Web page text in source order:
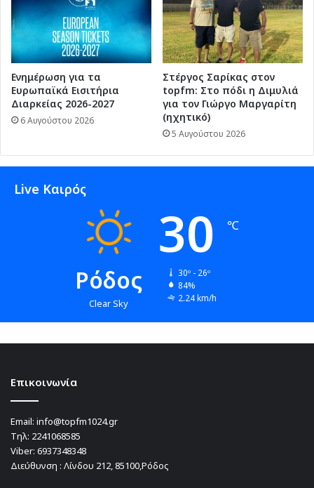
Ενημέρωση για τα
Ευρωπαϊκά Εισιτήρια
Διαρκείας 2026-2027
6 Αυγούστου 2026
Στέργος Σαρίκας στον
topfm: Στο πόδι η Διμυλιά
για τον Γιώργο Μαργαρίτη
(ηχητικό)
5 Αυγούστου 2026
Live Καιρός
Ρόδος
Clear Sky
30 ℃
30º - 26º
84%
2.24 km/h
Επικοινωνία
Email: info@topfm1024.gr
Τηλ: 2241068585
Viber: 6937348348
Διεύθυνση : Λίνδου 212, 85100,Ρόδος